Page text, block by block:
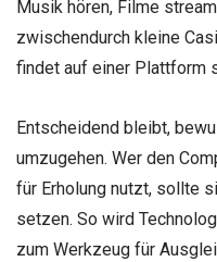
Musik hören, Filme
zwischendurch kleine
findet auf einer Plattform
Entscheidend bleibt,
umzugehen. Wer den
für Erholung nutzt, sollte
setzen. So wird
zum Werkzeug für